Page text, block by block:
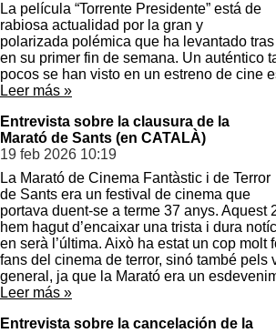
La película “Torrente Presidente” está de
rabiosa actualidad por la gran y
polarizada polémica que ha levantado
en su primer fin de semana. Un auténtico
pocos se han visto en un estreno de cine
Leer más »
Entrevista sobre la clausura de la
Marató de Sants (en CATALÀ)
19 feb 2026 10:19
La Marató de Cinema Fantàstic i de Terror
de Sants era un festival de cinema que
portava duent-se a terme 37 anys. Aquest
hem hagut d’encaixar una trista i dura
en serà l’última. Això ha estat un cop molt
fans del cinema de terror, sinó també pels
general, ja que la Marató era un
Leer más »
Entrevista sobre la cancelación de la